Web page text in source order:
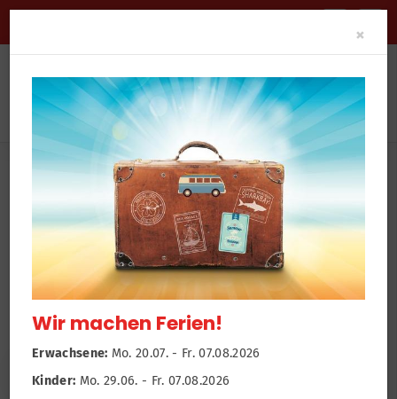
News Newsroom Frauengymnastik
×
Wir machen Ferien!
Erwachsene: Mo. 20.07. - Fr. 07.08.2026
Kinder: Mo. 29.06. - Fr. 07.08.2026